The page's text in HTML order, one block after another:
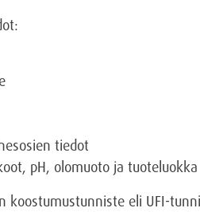
tiedot
pH, olomuoto ja tuoteluokka
koostumustunniste eli UFI-